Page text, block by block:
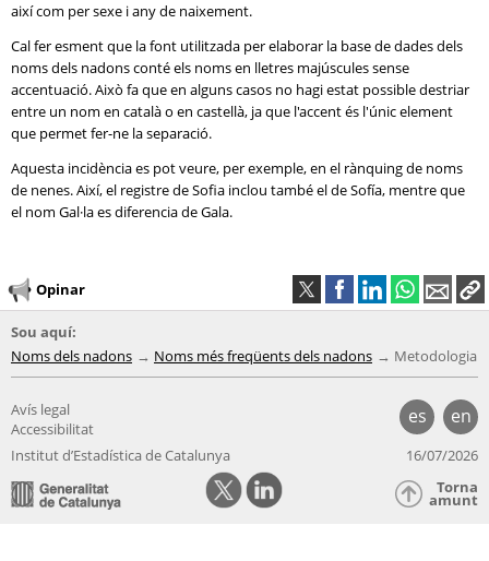
així com per sexe i any de naixement.
Cal fer esment que la font utilitzada per elaborar la base de dades dels
noms dels nadons conté els noms en lletres majúscules sense
accentuació. Això fa que en alguns casos no hagi estat possible destriar
entre un nom en català o en castellà, ja que l'accent és l'únic element
que permet fer-ne la separació.
Aquesta incidència es pot veure, per exemple, en el rànquing de noms
de nenes. Així, el registre de Sofia inclou també el de Sofía, mentre que
el nom Gal·la es diferencia de Gala.
Opinar
Sou aquí:
Noms dels nadons
Noms més freqüents dels nadons Metodologia
es en
Avís legal
Accessibilitat
Institut d’Estadística de Catalunya
16/07/2026
Torna
amunt